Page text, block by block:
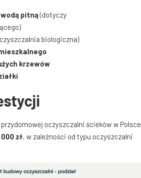
pitną(dotyczy
biologiczna)
krzewów
oczyszczalni ścieków w Polsce
zł, w zależności od typu oczyszczalni